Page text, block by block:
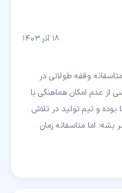
۱۸ آذر ۱۴۰۳
وقفه طولانی در
از عدم امکان هماهنگی با
بوده و تیم تولید در تلاش
اما متاسفانه زمان